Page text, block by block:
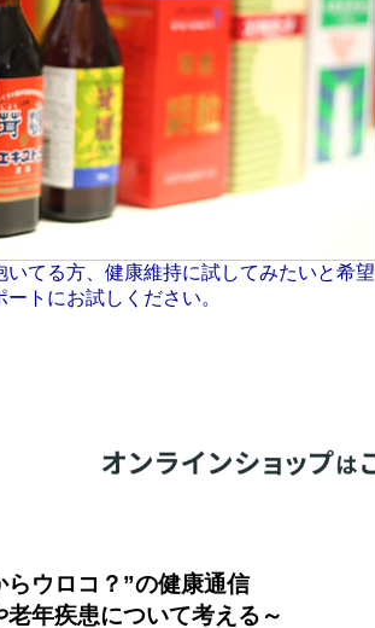
いてる方、健康維持に試してみたいと希望
トにお試しください。
らウロコ？”の健康通信
老年疾患について考える～